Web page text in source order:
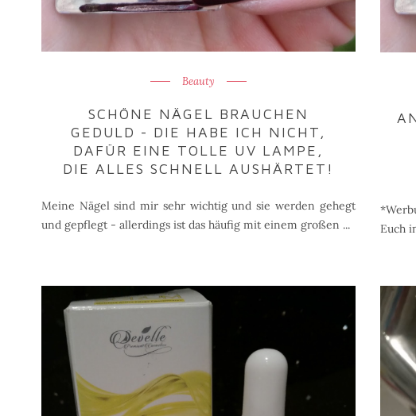
Beauty
SCHÖNE NÄGEL BRAUCHEN
GEDULD - DIE HABE ICH NICHT,
DAFÜR EINE TOLLE UV LAMPE,
DIE ALLES SCHNELL AUSHÄRTET!
Meine Nägel sind mir sehr wichtig und sie werden gehegt
und gepflegt - allerdings ist das häufig mit einem großen ...
Euch